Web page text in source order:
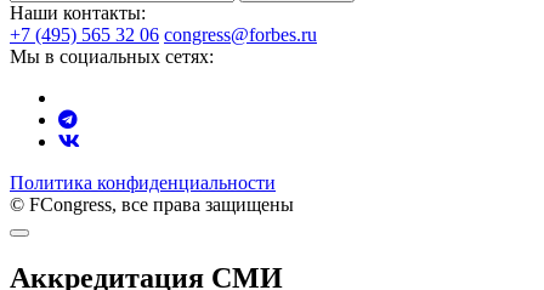
Наши контакты:
+7 (495) 565 32 06 congress@forbes.ru
Мы в социальных сетях:
Политика конфиденциальности
© FCongress, все права защищены
Аккредитация СМИ